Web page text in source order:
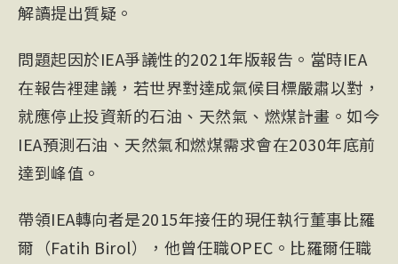
解讀提出質疑。
問題起因於IEA爭議性的2021年版報告。當時IEA
在報告裡建議，若世界對達成氣候目標嚴肅以對，
就應停止投資新的石油、天然氣、燃煤計畫。如今
IEA預測石油、天然氣和燃煤需求會在2030年底前
達到峰值。
帶領IEA轉向者是2015年接任的現任執行董事比羅
爾（Fatih Birol），他曾任職OPEC。比羅爾任職